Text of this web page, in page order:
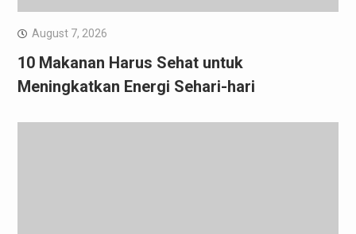
August 7, 2026
10 Makanan Harus Sehat untuk
Meningkatkan Energi Sehari-hari